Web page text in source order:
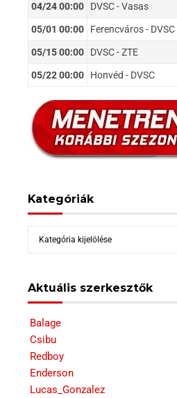
04/24 00:00 DVSC - Vasas
05/01 00:00 Ferencváros - DVSC
05/15 00:00 DVSC - ZTE
05/22 00:00 Honvéd - DVSC
Kategóriák
Kategóriák
Aktuális szerkesztők
Balage
Csibu
Redboy
Enderson
Lucas_Gonzalez